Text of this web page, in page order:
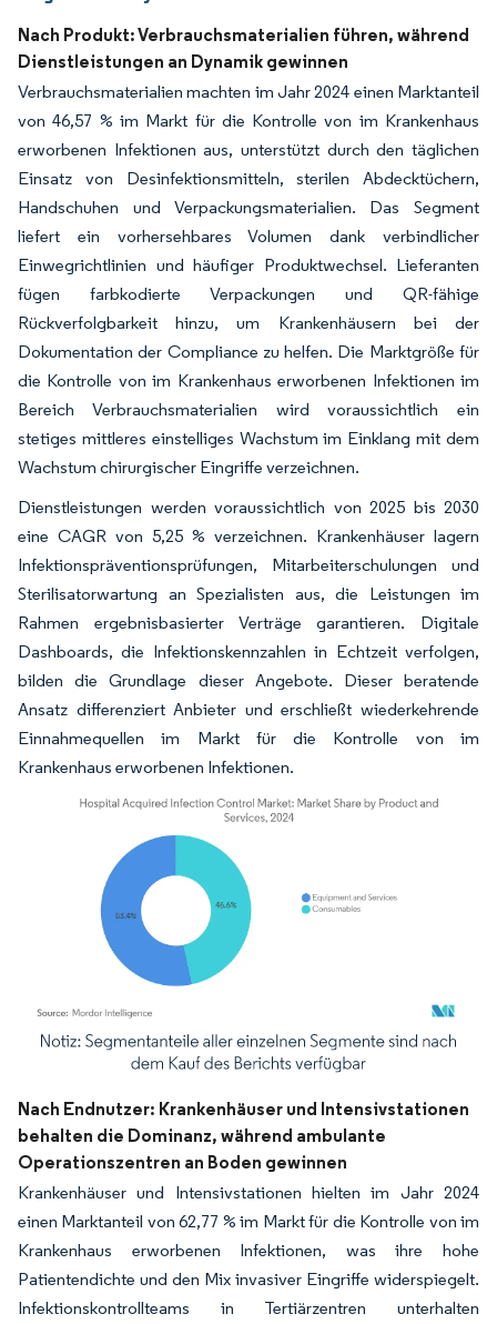
Nach Produkt: Verbrauchsmaterialien führen, während
Dienstleistungen an Dynamik gewinnen
Verbrauchsmaterialien machten im Jahr 2024 einen Marktanteil
von 46,57 % im Markt für die Kontrolle von im Krankenhaus
erworbenen Infektionen aus, unterstützt durch den täglichen
Einsatz von Desinfektionsmitteln, sterilen Abdecktüchern,
Handschuhen und Verpackungsmaterialien. Das Segment
liefert ein vorhersehbares Volumen dank verbindlicher
Einwegrichtlinien und häufiger Produktwechsel. Lieferanten
fügen farbkodierte Verpackungen und QR-fähige
Rückverfolgbarkeit hinzu, um Krankenhäusern bei der
Dokumentation der Compliance zu helfen. Die Marktgröße für
die Kontrolle von im Krankenhaus erworbenen Infektionen im
Bereich Verbrauchsmaterialien wird voraussichtlich ein
stetiges mittleres einstelliges Wachstum im Einklang mit dem
Wachstum chirurgischer Eingriffe verzeichnen.
Dienstleistungen werden voraussichtlich von 2025 bis 2030
eine CAGR von 5,25 % verzeichnen. Krankenhäuser lagern
Infektionspräventionsprüfungen, Mitarbeiterschulungen und
Sterilisatorwartung an Spezialisten aus, die Leistungen im
Rahmen ergebnisbasierter Verträge garantieren. Digitale
Dashboards, die Infektionskennzahlen in Echtzeit verfolgen,
bilden die Grundlage dieser Angebote. Dieser beratende
Ansatz differenziert Anbieter und erschließt wiederkehrende
Einnahmequellen im Markt für die Kontrolle von im
Krankenhaus erworbenen Infektionen.
Bild © Mordor Intelligence. Wiederverwendung erfordert Namensnennung
Nach Endnutzer: Krankenhäuser und Intensivstationen
behalten die Dominanz, während ambulante
Operationszentren an Boden gewinnen
Krankenhäuser und Intensivstationen hielten im Jahr 2024
einen Marktanteil von 62,77 % im Markt für die Kontrolle von im
Krankenhaus erworbenen Infektionen, was ihre hohe
Patientendichte und den Mix invasiver Eingriffe widerspiegelt.
Infektionskontrollteams in Tertiärzentren unterhalten